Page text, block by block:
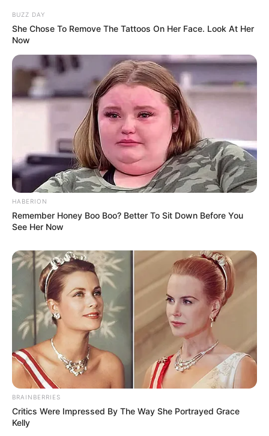
Ανοιχτή επιστολή προς τον Πρόεδρο...
ΑΠΟ ΣΗΜΕΡΑ ΤΙΠΟΤΑ ΔΕΝ
ΕΙΝΑΙ ΙΔΙΟ. ΕΝΕΡΓΟΠΟΙΗΣΗ
ΙΧΩΡ. ΤΑ ΣΗΜΑΔΙΑ ΕΜΦΑΝΗ,
Το Κογκρέσο υπονοεί ότι τα
UFO δεν έχουν ανθρώπινη
προέλευση
Hoaxes!”
εξωγήινος δορυφόρος σε
τροχιά γύρω από τη Γη...
BUZZ DAY
She Chose To Remove The Tattoos On Her Face. Look At Her
Now
HABERION
Remember Honey Boo Boo? Better To Sit Down Before You
See Her Now
BRAINBERRIES
Critics Were Impressed By The Way She Portrayed Grace
Kelly